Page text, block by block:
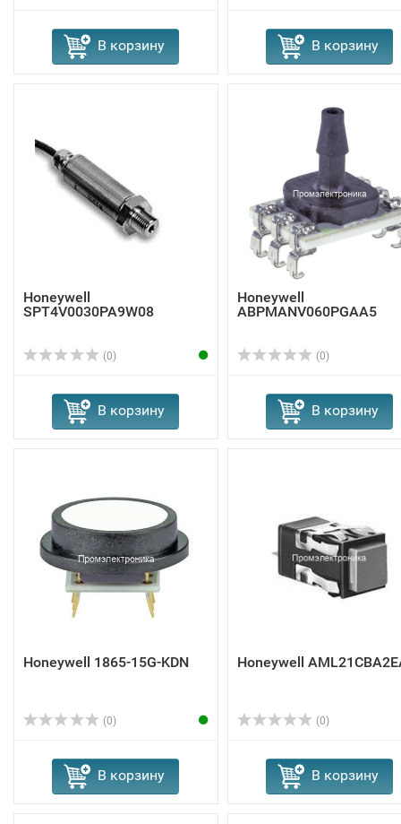
В корзину В корзину
Honeywell
SPT4V0030PA9W08
(0)
В корзину
Honeywell
ABPMANV060PGAA5
(0)
В корзину
Honeywell 1865-15G-KDN
(0)
В корзину
Honeywell
(0)
В корзину